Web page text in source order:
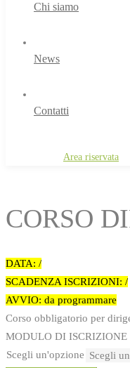
Chi siamo
News
Contatti
Area riservata
CORSO
DATA: /
SCADENZA ISCRIZIONI: /
AVVIO: da programmare
Corso obbligatorio per
MODULO DI ISCRIZIONE
Scegli un'opzione